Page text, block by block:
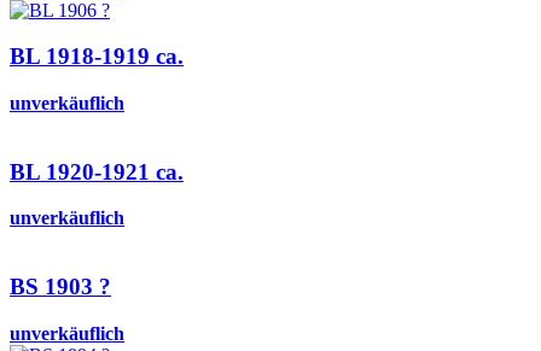
BL 1918-1919 ca.
unverkäuflich
BL 1920-1921 ca.
unverkäuflich
BS 1903 ?
unverkäuflich